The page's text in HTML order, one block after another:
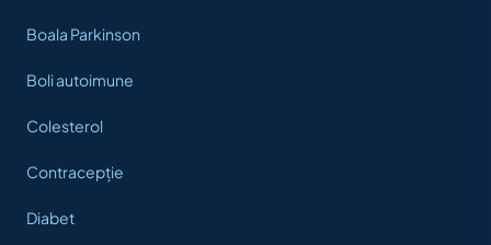
Boala Parkinson
Boli autoimune
Colesterol
Contracepție
Diabet